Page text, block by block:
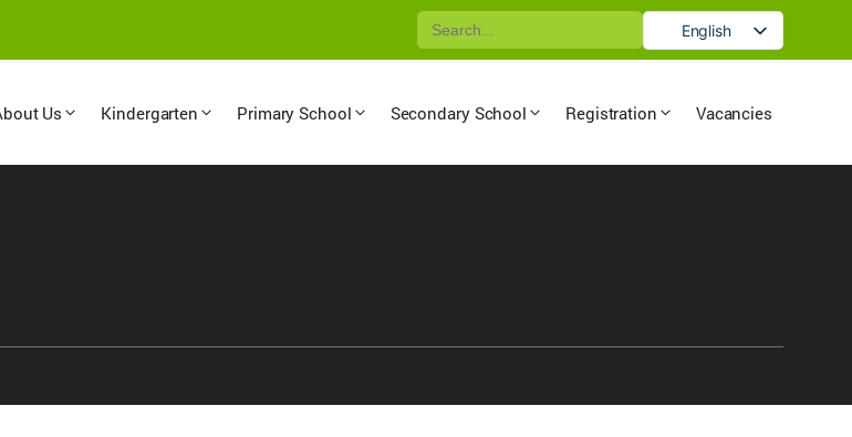
Search
for:
English
Us Kindergarten Primary School Secondary School Registration Vacancies